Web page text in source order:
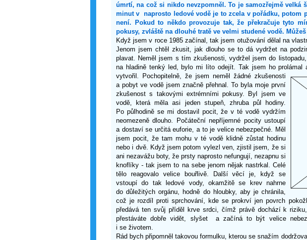
úmrtí, na což si nikdo nevzpomněl. To je samozřejmě velká
minut v naprosto ledové vodě je to zcela v pořádku, potom
není. Pokud to někdo provozuje tak, že překračuje tyto
pokusy, zvláště na dlouhé tratě ve velmi studené vodě.
Když jsem v roce 1985 začínal, tak jsem otužování dělal na
Jenom jsem chtěl zkusit, jak dlouho se to dá vydržet na
plavat. Neměl jsem s tím zkušenosti, vydržel jsem do
na hladině tenký led, bylo mi líto odejít. Tak jsem ho prolámal
vytvořil. Pochopitelně, že jsem neměl žádné zkušenosti
a pobyt ve vodě jsem značně přehnal. To byla moje první
zkušenost s takovými extrémními pokusy. Byl jsem ve
vodě, která měla asi jeden stupeň, zhruba půl hodiny.
Po půlhodině se mi dostavil pocit, že v té vodě vydržím
neomezeně dlouho. Počáteční nepříjemné pocity ustoupí
a dostaví se určitá euforie, a to je velice nebezpečné. Měl
jsem pocit, že tam mohu v té vodě klidně zůstat hodinu
nebo i dvě. Když jsem potom vylezl ven, zjistil jsem, že si
ani nezavážu boty, že prsty naprosto nefungují, nezapnu si
knoflíky - tak jsem to na sebe jenom nějak nastrkal. Celé
tělo reagovalo velice bouřlivě. Další věcí je, když se
vstoupí do tak ledové vody, okamžitě se krev nahrne
do důležitých orgánu, hodně do hloubky, aby je chránila,
což je rozdíl proti sprchování, kde se prokrví jen povrch
předává ten svůj příděl krve srdci, čímž právě dochází k
přestáváte dobře vidět, slyšet a začíná to být velice
i se životem.
Rád bych připomněl takovou formulku, kterou se snažím